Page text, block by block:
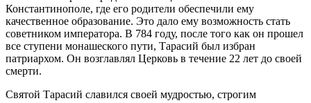
Константинополе, где его родители обеспечили ему
качественное образование. Это дало ему возможность стать
советником императора. В 784 году, после того как он прошел
все ступени монашеского пути, Тарасий был избран
патриархом. Он возглавлял Церковь в течение 22 лет до своей
смерти.
Святой Тарасий славился своей мудростью, строгим